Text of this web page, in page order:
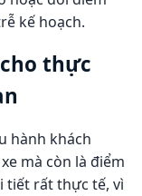
kế hoạch.
thực
hành khách
mà còn là điểm
tiết rất thực tế, vì